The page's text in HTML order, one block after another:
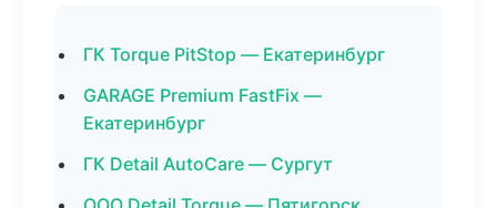
ГК Torque PitStop — Екатеринбург
GARAGE Premium FastFix —
Екатеринбург
ГК Detail AutoCare — Сургут